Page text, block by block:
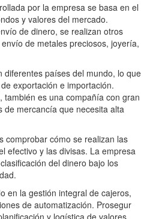
por la empresa se basa en el
y valores del mercado.
de dinero, se realizan otros
de metales preciosos, joyería,
diferentes países del mundo, lo que
exportación e importación.
es una compañía con gran
de mercancía que necesita alta
comprobar cómo se realizan las
efectivo y las divisas. La empresa
del dinero bajo los
en la gestión integral de cajeros,
de automatización. Prosegur